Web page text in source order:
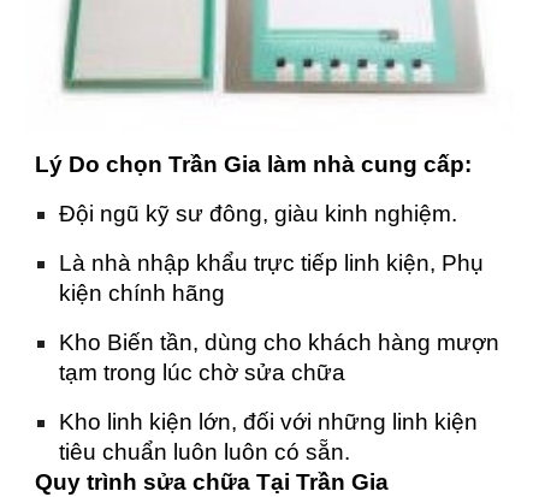
Lý Do chọn Trần Gia làm nhà cung cấp:
Đội ngũ kỹ sư đông, giàu kinh nghiệm.
Là nhà nhập khẩu trực tiếp linh kiện, Phụ
kiện chính hãng
Kho Biến tần, dùng cho khách hàng mượn
tạm trong lúc chờ sửa chữa
Kho linh kiện lớn, đối với những linh kiện
tiêu chuẩn luôn luôn có sẵn.
Quy trình sửa chữa Tại Trần Gia